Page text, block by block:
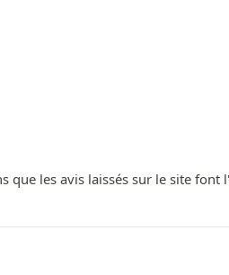
les avis laissés sur le site font